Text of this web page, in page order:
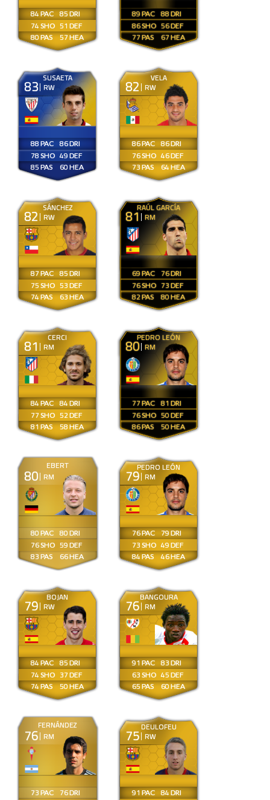
84
74
80
85
51
57
89
86
77
88
56
67
83 RW
SUSAETA
88
78
85
86
49
60
82 RW
VELA
86
76
73
86
46
64
82 RW
SÁNCHEZ
87
75
74
85
53
63
81 RM
RAÚL GARCÍA
69
76
82
76
73
80
81 RM
CERCI
84
77
81
84
52
58
80 RM
PEDRO LEÓN
77
76
86
81
50
50
80 RM
EBERT
80
76
83
80
59
66
79 RM
PEDRO LEÓN
76
73
84
79
49
46
79 RW
BOJAN
84
74
74
85
37
50
76 RM
BANGOURA
91
63
65
83
45
60
76 RM
FERNÁNDEZ
73
76
75 RW
DEULOFEU
91
84